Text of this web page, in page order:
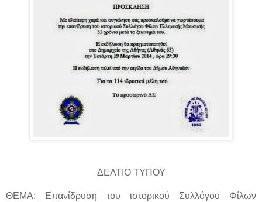
ΔΕΛΤΙΟ ΤΥΠΟΥ
ΘΕΜΑ: Επανίδρυση του ιστορικού Συλλόγου Φίλων